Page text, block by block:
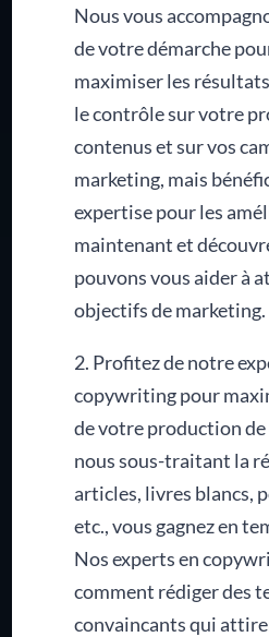
Nous vous
de votre démarche
maximiser les
le contrôle sur votre
contenus et sur vos
marketing, mais
expertise pour les
maintenant et
pouvons vous aider à
objectifs de marketing.
2. Profitez de notre
copywriting pour
de votre production de
nous sous-traitant la
articles, livres blancs,
etc., vous gagnez en
Nos experts en
comment rédiger des
convaincants qui